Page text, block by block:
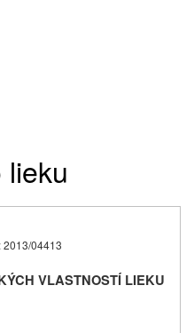
2013/04413
VLASTNOSTÍ LIEKU